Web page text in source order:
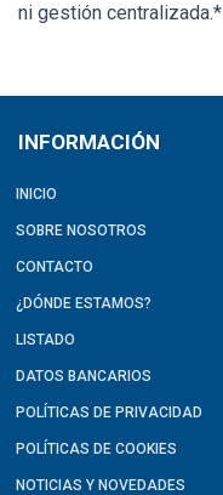
ni gestión centralizada.*
INFORMACIÓN
INICIO
SOBRE NOSOTROS
CONTACTO
¿DÓNDE ESTAMOS?
LISTADO
DATOS BANCARIOS
POLÍTICAS DE PRIVACIDAD
POLÍTICAS DE COOKIES
NOTICIAS Y NOVEDADES